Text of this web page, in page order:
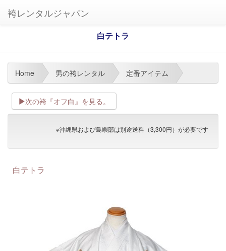
袴レンタルジャパン
白テトラ
Home 男の袴レンタル 定番アイテム
次の袴『オフ白』を見る。
※沖縄県および島嶼部は別途送料（3,300円）が必要です
白テトラ